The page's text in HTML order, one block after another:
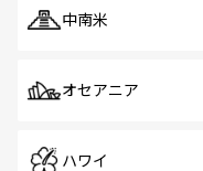
中南米
オセアニア
ハワイ